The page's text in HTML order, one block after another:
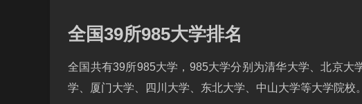
全国39所985大学排名
全国共有39所985大学，985大学分别为清华大学、北京
学、厦门大学、四川大学、东北大学、中山大学等大学院校。